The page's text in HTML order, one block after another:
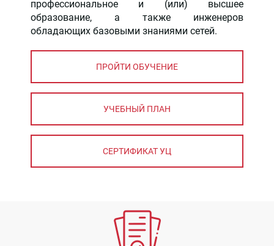
профессиональное и (или) высшее
образование, а также инженеров
обладающих базовыми знаниями сетей.
ПРОЙТИ ОБУЧЕНИЕ
УЧЕБНЫЙ ПЛАН
СЕРТИФИКАТ УЦ